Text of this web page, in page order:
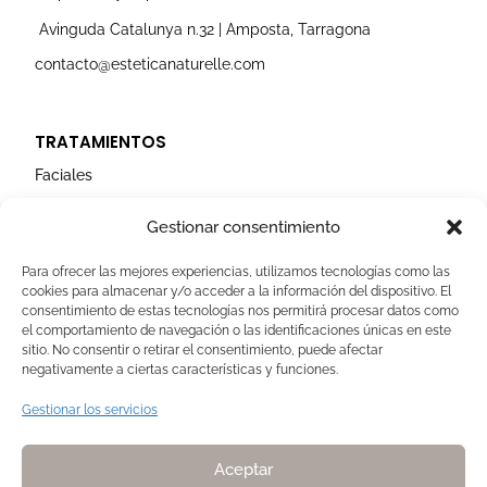
Gestionar consentimiento
Para ofrecer las mejores experiencias, utilizamos tecnologías como las
cookies para almacenar y/o acceder a la información del dispositivo. El
consentimiento de estas tecnologías nos permitirá procesar datos como
el comportamiento de navegación o las identificaciones únicas en este
sitio. No consentir o retirar el consentimiento, puede afectar
negativamente a ciertas características y funciones.
Gestionar los servicios
Aceptar
Avinguda Catalunya n.32 | Amposta, Tarragona
contacto@esteticanaturelle.com
TRATAMIENTOS
Faciales
AVISOS LEGALES
Aviso Legal
Politica de Cookies
Política de privacidad